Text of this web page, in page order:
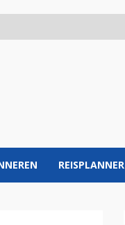
REISPLANNER